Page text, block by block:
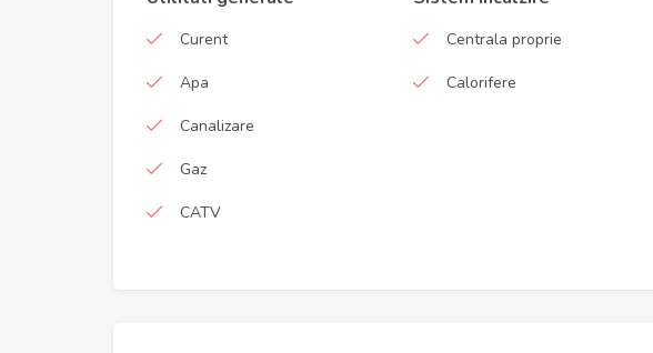
Curent
Apa
Canalizare
Gaz
CATV
Centrala proprie
Calorifere